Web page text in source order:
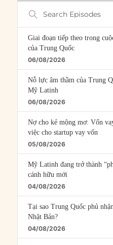
Search
Episodes
Giai đoạn tiếp theo trong
của Trung Quốc
06/08/2026
Nỗ lực âm thầm của Trung
Mỹ Latinh
06/08/2026
Nợ cho kẻ mộng mơ: Vốn
việc cho startup vay vốn
05/08/2026
Mỹ Latinh đang trở thành
cánh hữu mới
04/08/2026
Tại sao Trung Quốc phủ
Nhật Bản?
04/08/2026